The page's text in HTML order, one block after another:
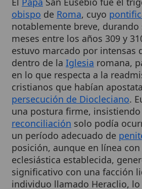
notablemente breve, durando
meses entre los años 309 y 310
estuvo marcado por intensas
dentro de laIglesiaromana,
en lo que respecta a la
cristianos que habían
persecución de Diocleciano.
una postura firme, insistiendo en
reconciliación
solo podía ocurrir
un período adecuado de
posición, aunque en línea con la
eclesiástica establecida, generó
significativo con una facción
individuo llamado Heraclio, lo
disturbios y, finalmente, a su
donde falleció. Es venerado
su defensa de ladisciplinade la